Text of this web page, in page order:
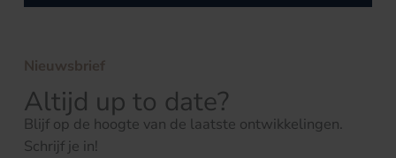
Nieuwsbrief
Altijd up to date?
Blijf op de hoogte van de laatste ontwikkelingen.
Schrijf je in!